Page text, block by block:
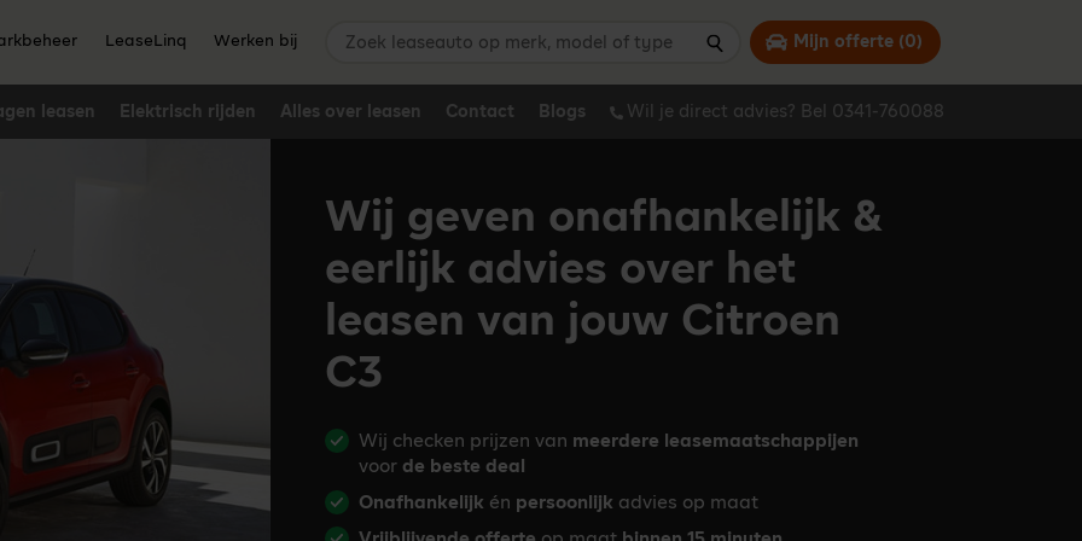
LeaseLinq Werken bij
leasen Elektrisch rijden Alles over leasen Contact Blogs Wil je direct advies? Bel 0341-760088
Zoek leaseauto op merk, model of type
Zoeken
Mijn offerte (0)
Wij geven onafhankelijk &
eerlijk advies over het
leasen van jouw Citroen
C3
Wij checken prijzen van meerdere leasemaatschappijen
voor de beste deal
Onafhankelijk én persoonlijk advies op maat